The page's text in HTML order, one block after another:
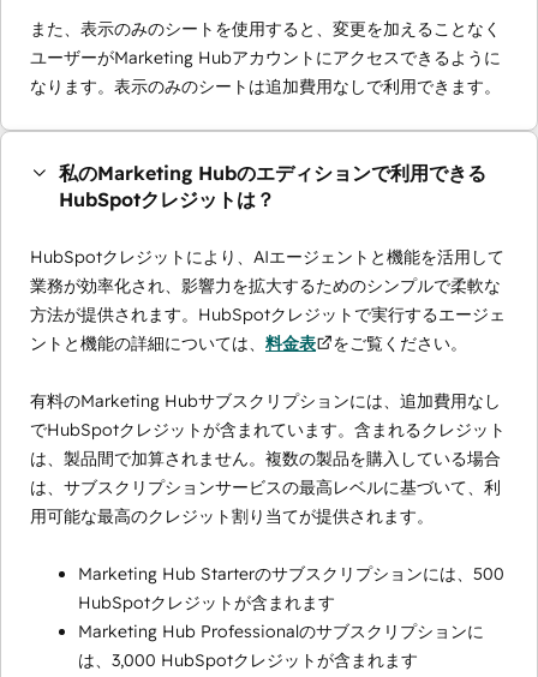
また、表示のみのシートを使用すると、変更を加えることなく
ユーザーがMarketing Hubアカウントにアクセスできるように
なります。表示のみのシートは追加費用なしで利用できます。
私のMarketing Hubのエディションで利用できる
HubSpotクレジットは？
HubSpotクレジットにより、AIエージェントと機能を活用して
業務が効率化され、影響力を拡大するためのシンプルで柔軟な
方法が提供されます。HubSpotクレジットで実行するエージェ
ントと機能の詳細については、 料金表 をご覧ください。
有料のMarketing Hubサブスクリプションには、追加費用なし
でHubSpotクレジットが含まれています。含まれるクレジット
は、製品間で加算されません。複数の製品を購入している場合
は、サブスクリプションサービスの最高レベルに基づいて、利
用可能な最高のクレジット割り当てが提供されます。
Marketing Hub Starterのサブスクリプションには、500
HubSpotクレジットが含まれます
Marketing Hub Professionalのサブスクリプションに
は、3,000 HubSpotクレジットが含まれます